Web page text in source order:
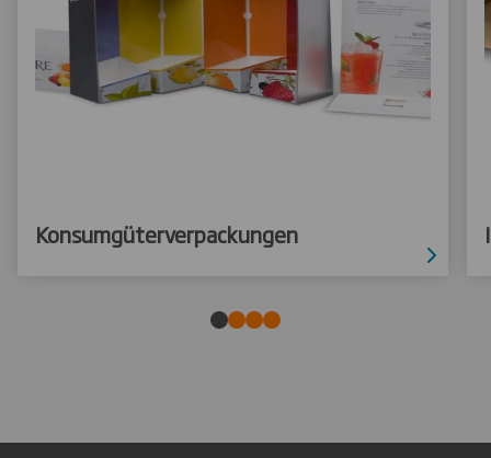
Konsumgüterverpackungen